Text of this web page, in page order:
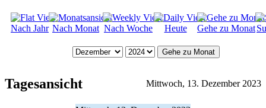
Nach Jahr Nach Monat Nach Woche Heute Gehe zu Monat
Gehe zu Monat
Tagesansicht Mittwoch, 13. Dezember 2023